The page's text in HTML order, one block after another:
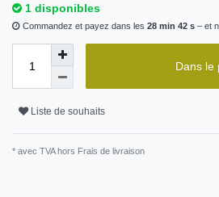
1 disponibles
Commandez et payez dans les 28 min 42 s – et
Dans le
Liste de souhaits
* avec TVA hors Frais de livraison